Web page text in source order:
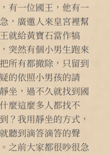
有一位國王，他有一
，廣邀人來皇宮裡幫
就給黃寶石當作犒
突然有個小男生跑來
所有都撤除，只留到
的依照小男孩的請
坐，過不久就找到國
麼這麼多人都找不
？我用靜坐的方式，
聽到滴答滴答的聲
之前大家都很吵很急